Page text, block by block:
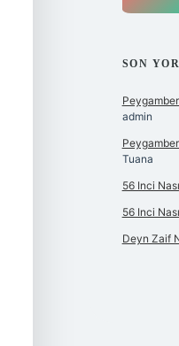
SON
admin
Tuana
56 Inci
56 Inci
Deyn Zaif